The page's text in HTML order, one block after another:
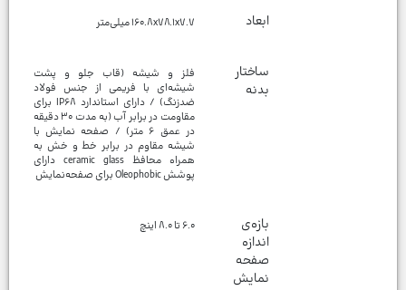
ابعاد
ساختار
بدنه
فلز و شیشه (قاب جلو و پشت
شیشه‌ای با فریمی از جنس فولاد
ضدزنگ) / دارای استاندارد IP۶۸ برای
مقاومت در برابر آب (به مدت ۳۰ دقیقه
در عمق ۶ متر) / صفحه نمایش با
شیشه مقاوم در برابر خط و خش به
همراه محافظ ceramic glass دارای
بازه‌ی
اندازه
صفحه
نمایش